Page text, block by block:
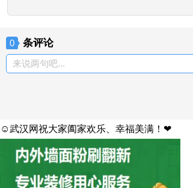
0 条评论
来说两句吧...
☺武汉网祝大家阖家欢乐、幸福美满！❤